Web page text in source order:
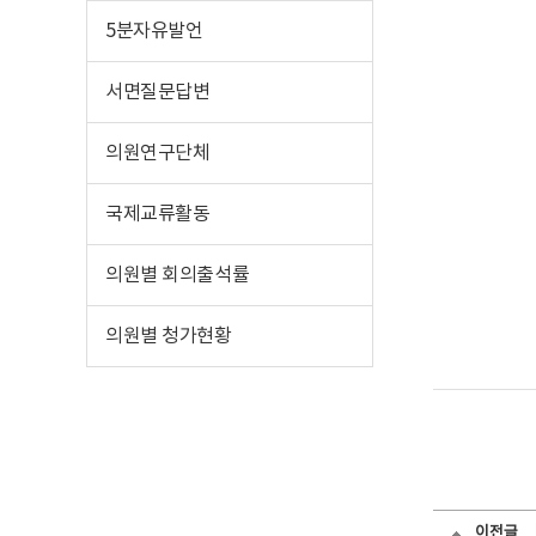
5분자유발언
서면질문답변
의원연구단체
국제교류활동
의원별 회의출석률
의원별 청가현황